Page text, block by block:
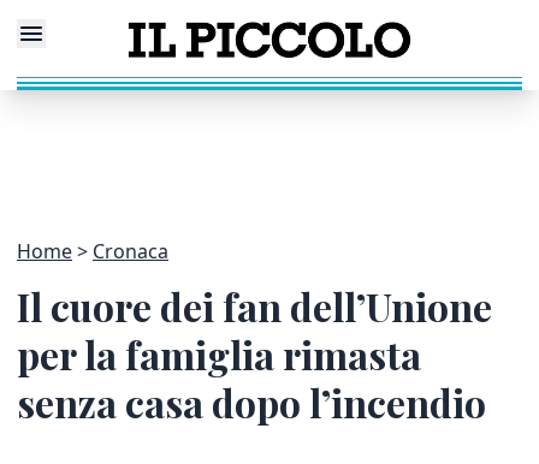
Home Cronaca
Il cuore dei fan dell’Unione
per la famiglia rimasta
senza casa dopo l’incendio